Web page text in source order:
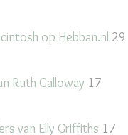
op Hebban.nl 29
Ruth Galloway 17
van Elly Griffiths 17